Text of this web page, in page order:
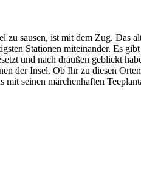
sausen, ist mit dem Zug. Das
Stationen miteinander. Es gibt
und nach draußen geblickt
der Insel. Ob Ihr zu diesen
mit seinen märchenhaften